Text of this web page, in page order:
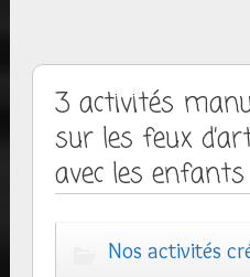
3 activités
sur les feux
avec les enfants
Nos activités